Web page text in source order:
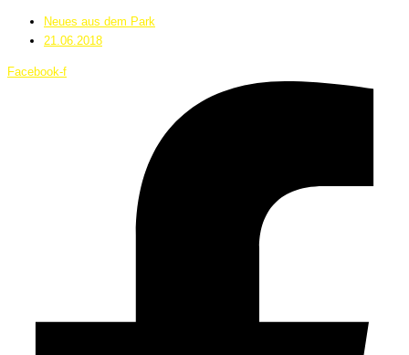
Neues aus dem Park
21.06.2018
Facebook-f